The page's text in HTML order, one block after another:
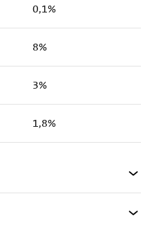
0,1%
8%
3%
1,8%